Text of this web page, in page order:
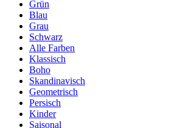
Grün
Blau
Grau
Schwarz
Alle Farben
Klassisch
Boho
Skandinavisch
Geometrisch
Persisch
Kinder
Saisonal